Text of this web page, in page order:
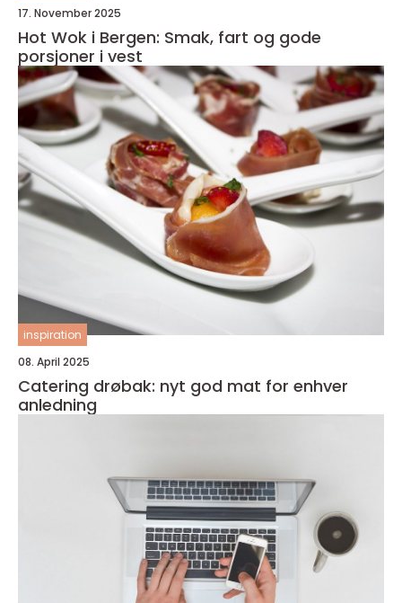
17. November 2025
Hot Wok i Bergen: Smak, fart og gode
porsjoner i vest
inspiration
08. April 2025
Catering drøbak: nyt god mat for enhver
anledning